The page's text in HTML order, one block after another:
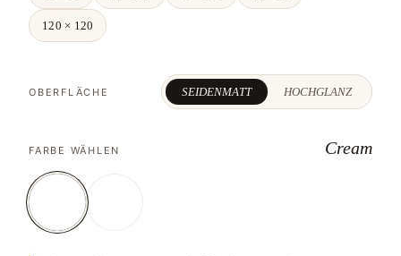
120 × 120
OBERFLÄCHE SEIDENMATT HOCHGLANZ
FARBE WÄHLEN Cream